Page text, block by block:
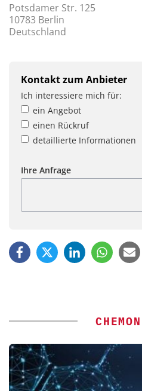
Potsdamer Str. 125
10783 Berlin
Deutschland
Kontakt zum Anbieter
Ich interessiere mich für:
ein Angebot
einen Rückruf
detaillierte Informationen
Ihre Anfrage